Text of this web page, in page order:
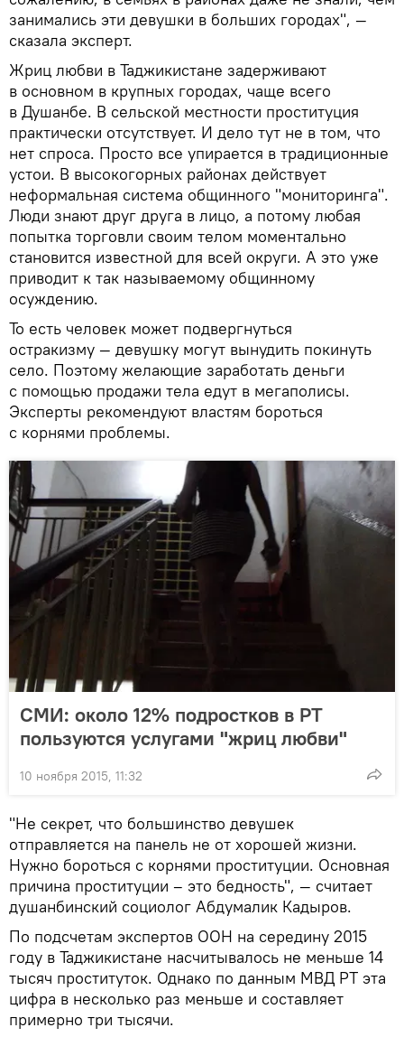
занимались эти девушки в больших городах", —
сказала эксперт.
Жриц любви в Таджикистане задерживают
в основном в крупных городах, чаще всего
в Душанбе. В сельской местности проституция
практически отсутствует. И дело тут не в том, что
нет спроса. Просто все упирается в традиционные
устои. В высокогорных районах действует
неформальная система общинного "мониторинга".
Люди знают друг друга в лицо, а потому любая
попытка торговли своим телом моментально
становится известной для всей округи. А это уже
приводит к так называемому общинному
осуждению.
То есть человек может подвергнуться
остракизму — девушку могут вынудить покинуть
село. Поэтому желающие заработать деньги
с помощью продажи тела едут в мегаполисы.
Эксперты рекомендуют властям бороться
с корнями проблемы.
СМИ: около 12% подростков в РТ
пользуются услугами "жриц любви"
10 ноября 2015, 11:32
"Не секрет, что большинство девушек
отправляется на панель не от хорошей жизни.
Нужно бороться с корнями проституции. Основная
причина проституции – это бедность", — считает
душанбинский социолог Абдумалик Кадыров.
По подсчетам экспертов ООН на середину 2015
году в Таджикистане насчитывалось не меньше 14
тысяч проституток. Однако по данным МВД РТ эта
цифра в несколько раз меньше и составляет
примерно три тысячи.